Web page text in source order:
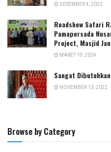
DESEMBER 4, 2022
Roadshow Safari
Pamapersada
Project, Masjid
MARET 19, 2024
Sangat
NOVEMBER 13, 2022
Browse by Category